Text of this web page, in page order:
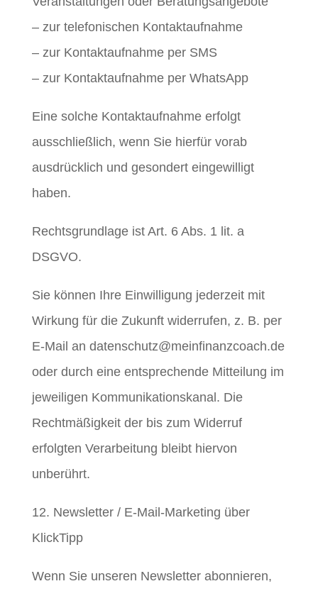
– zur telefonischen Kontaktaufnahme
– zur Kontaktaufnahme per SMS
– zur Kontaktaufnahme per WhatsApp
Eine solche Kontaktaufnahme erfolgt
ausschließlich, wenn Sie hierfür vorab
ausdrücklich und gesondert eingewilligt
haben.
Rechtsgrundlage ist Art. 6 Abs. 1 lit. a
DSGVO.
Sie können Ihre Einwilligung jederzeit mit
Wirkung für die Zukunft widerrufen, z. B. per
E-Mail an datenschutz@meinfinanzcoach.de
oder durch eine entsprechende Mitteilung im
jeweiligen Kommunikationskanal. Die
Rechtmäßigkeit der bis zum Widerruf
erfolgten Verarbeitung bleibt hiervon
unberührt.
12. Newsletter / E-Mail-Marketing über
KlickTipp
Wenn Sie unseren Newsletter abonnieren,